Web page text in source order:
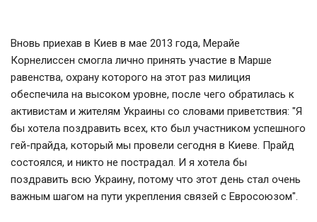
Вновь приехав в Киев в мае 2013 года, Мерайе
Корнелиссен смогла лично принять участие в Марше
равенства, охрану которого на этот раз милиция
обеспечила на высоком уровне, после чего обратилась к
активистам и жителям Украины со словами приветствия: "Я
бы хотела поздравить всех, кто был участником успешного
гей-прайда, который мы провели сегодня в Киеве. Прайд
состоялся, и никто не пострадал. И я хотела бы
поздравить всю Украину, потому что этот день стал очень
важным шагом на пути укрепления связей с Евросоюзом".